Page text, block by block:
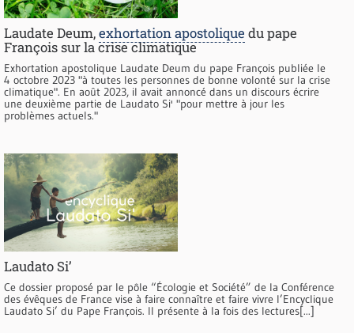
Laudate Deum,exhortation apostolique du pape
François sur la crise climatique
Exhortation apostolique Laudate Deum du pape François publiée le
4 octobre 2023 "à toutes les personnes de bonne volonté sur la crise
climatique". En août 2023, il avait annoncé dans un discours écrire
une deuxième partie de Laudato Si' "pour mettre à jour les
problèmes actuels."
Laudato Si’
Ce dossier proposé par le pôle “Écologie et Société” de la Conférence
des évêques de France vise à faire connaître et faire vivre l’Encyclique
Laudato Si’ du Pape François. Il présente à la fois des lectures[...]